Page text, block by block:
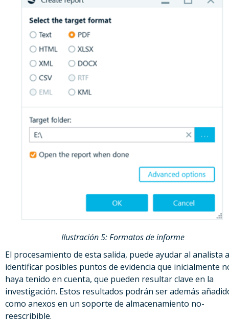
IIustración 5: Formatos de informe
El procesamiento de esta salida, puede ayudar al analista a
identificar posibles puntos de evidencia que inicialmente
haya tenido en cuenta, que pueden resultar clave en la
investigación. Estos resultados podrán ser además
como anexos en un soporte de almacenamiento no-
reescribible.